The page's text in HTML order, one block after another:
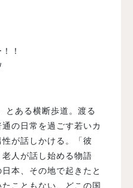
！
とある横断歩道。渡る
の日常を過ごす若いカ
が話しかける。「彼
人が話し始める物語
本、その地で起きたと
こともない、どこの国